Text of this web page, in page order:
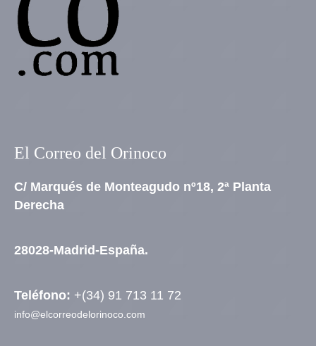
El Correo del Orinoco
C/ Marqués de Monteagudo nº18, 2ª Planta
Derecha
28028-Madrid-España.
Teléfono: +(34) 91 713 11 72
info@elcorreodelorinoco.com